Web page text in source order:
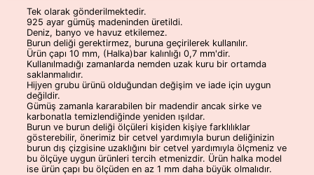
Tek olarak gönderilmektedir.
925 ayar gümüş madeninden üretildi.
Deniz, banyo ve havuz etkilemez.
Burun deliği gerektirmez, buruna geçirilerek kullanılır.
Ürün çapı 10 mm, (Halka)bar kalınlığı 0,7 mm'dir.
Kullanılmadığı zamanlarda nemden uzak kuru bir ortamda
saklanmalıdır.
Hijyen grubu ürünü olduğundan değişim ve iade için uygun
değildir.
Gümüş zamanla kararabilen bir madendir ancak sirke ve
karbonatla temizlendiğinde yeniden ışıldar.
Burun ve burun deliği ölçüleri kişiden kişiye farklılıklar
gösterebilir, önerimiz bir cetvel yardımıyla burun deliğinizin
burun dış çizgisine uzaklığını bir cetvel yardımıyla ölçmeniz ve
bu ölçüye uygun ürünleri tercih etmenizdir. Ürün halka model
ise ürün çapı bu ölçüden en az 1 mm daha büyük olmalıdır.